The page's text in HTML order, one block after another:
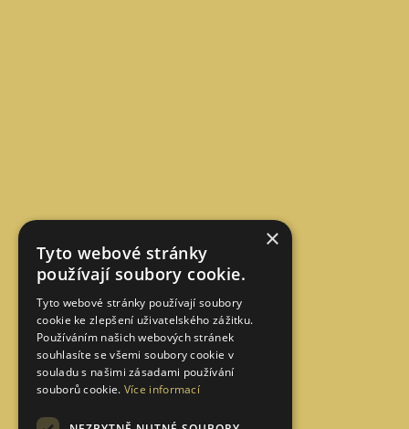
×
Tyto webové stránky
používají soubory cookie.
Tyto webové stránky používají soubory
cookie ke zlepšení uživatelského zážitku.
Používáním našich webových stránek
souhlasíte se všemi soubory cookie v
souladu s našimi zásadami používání
souborů cookie. Více informací